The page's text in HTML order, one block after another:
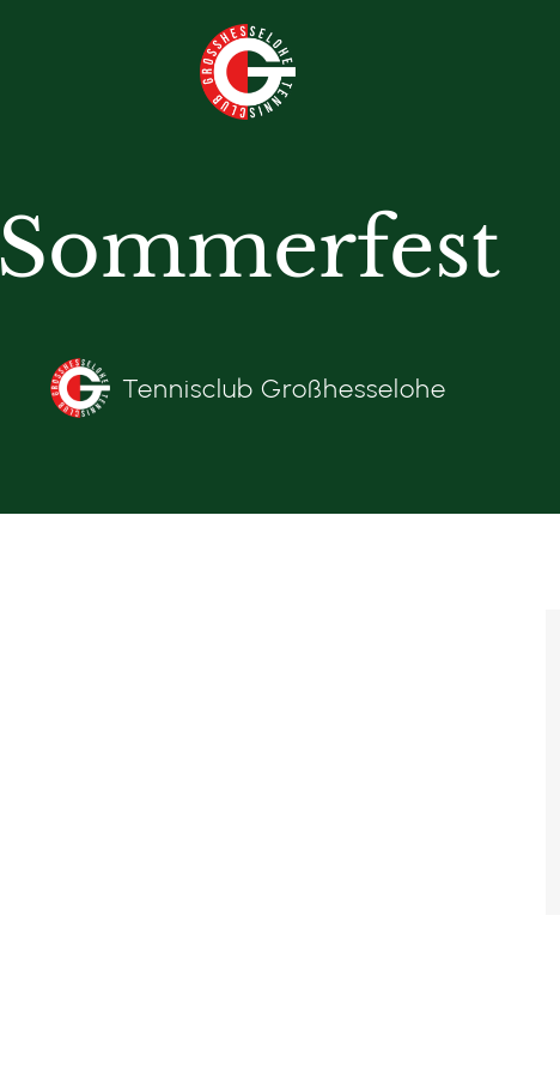
Sommerfest
Tennisclub Großhesselohe